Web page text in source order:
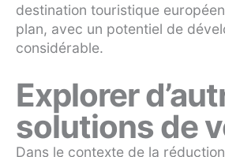
destination touristique
plan, avec un potentiel de
considérable.
Explorer
solutions de
Dans le contexte de la